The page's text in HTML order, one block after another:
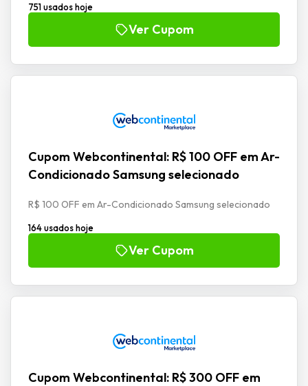
751 usados hoje
Ver Cupom
Cupom Webcontinental: R$ 100 OFF em Ar-
Condicionado Samsung selecionado
R$ 100 OFF em Ar-Condicionado Samsung selecionado
164 usados hoje
Ver Cupom
Cupom Webcontinental: R$ 300 OFF em